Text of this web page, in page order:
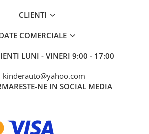
DE LA MULTE MĂRCI
HIGHPER, LIYA MOTOR, MRF,
CLIENTI
DATE COMERCIALE
LUNI - VINERI 9:00 - 17:00
kinderauto@yahoo.com
NE IN SOCIAL MEDIA